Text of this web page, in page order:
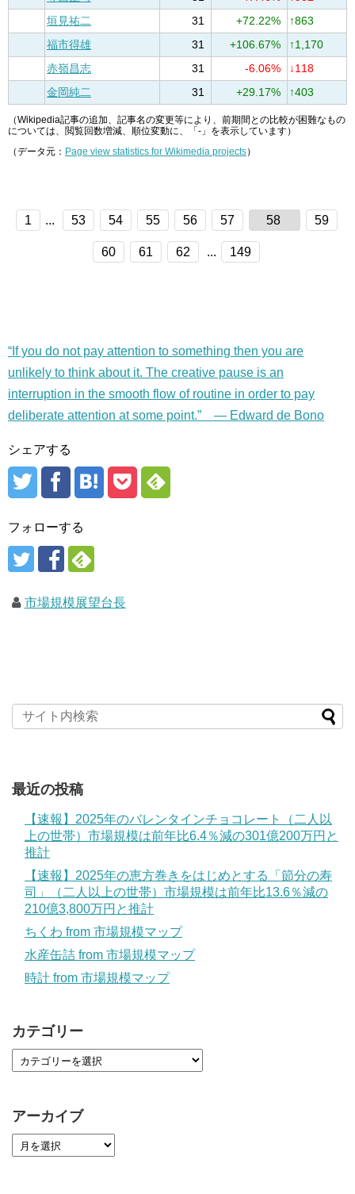
垣見祐二
31 +72.22%
↑863
福市得雄
31 +106.67%
↑1,170
赤嶺昌志
31 -6.06%
↓118
金岡純二
31 +29.17% ↑403
（Wikipedia記事の追加、記事名の変更等により、前期間との比較が困難なもの
については、閲覧回数増減、順位変動に、「-」を表示しています）
（データ元： Page view statistics for Wikimedia projects）
1 ... 53 54 55 56 57 58 59
60 61 62 ... 149
“If you do not pay attention to something then you are
unlikely to think about it. The creative pause is an
interruption in the smooth flow of routine in order to pay
deliberate attention at some point.” — Edward de Bono
シェアする
フォローする
市場規模展望台長
最近の投稿
【速報】2025年のバレンタインチョコレート（二人以
上の世帯）市場規模は前年比6.4％減の301億200万円と
推計
【速報】2025年の恵方巻きをはじめとする「節分の寿
司」（二人以上の世帯）市場規模は前年比13.6％減の
210億3,800万円と推計
ちくわ from 市場規模マップ
水産缶詰 from 市場規模マップ
時計 from 市場規模マップ
カテゴリー
アーカイブ